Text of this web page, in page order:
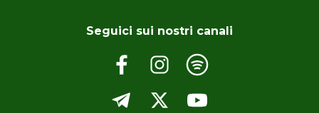
Seguici sui nostri canali